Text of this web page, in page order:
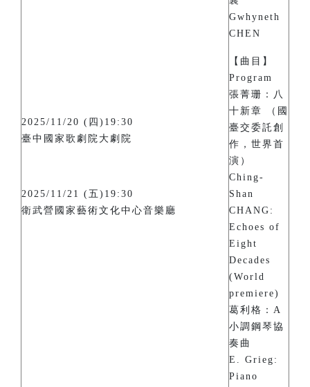
2025/11/20 (四)19:30
臺中國家歌劇院大劇院
2025/11/21 (五)19:30
衛武營國家藝術文化中心音樂廳
Gwhyneth
CHEN
【曲目】
Program
張菁珊：八
十新章 （國
臺交委託創
作，世界首
演）
Ching-
Shan
CHANG:
Echoes of
Eight
Decades
(World
premiere)
葛利格：A
小調鋼琴協
奏曲
E. Grieg:
Piano